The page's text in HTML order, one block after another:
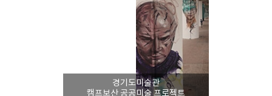
경기도미술관
캠프보산 공공미술 프로젝트